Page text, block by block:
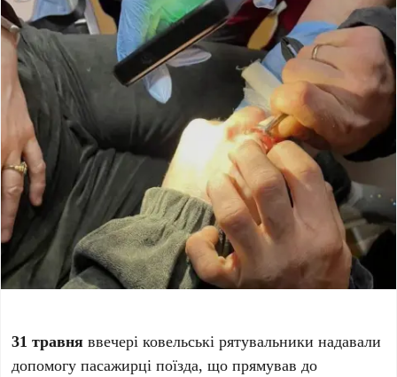
31 травня ввечері ковельські рятувальники надавали
допомогу пасажирці поїзда, що прямував до